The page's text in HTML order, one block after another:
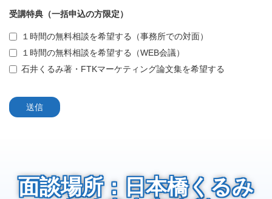
受講特典（一括申込の方限定）
１時間の無料相談を希望する（事務所での対面）
１時間の無料相談を希望する（WEB会議）
石井くるみ著・FTKマーケティング論文集を希望する
送信
面談場所：日本橋くるみ